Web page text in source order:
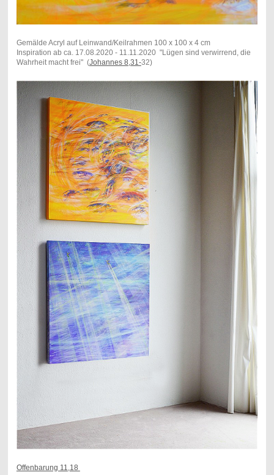
Gemälde Acryl auf Leinwand/Keilrahmen 100 x 100 x 4 cm
Inspiration ab ca. 17.08.2020 - 11.11.2020 "Lügen sind verwirrend, die
Wahrheit macht frei" (Johannes 8,31-32)
Offenbarung 11,18